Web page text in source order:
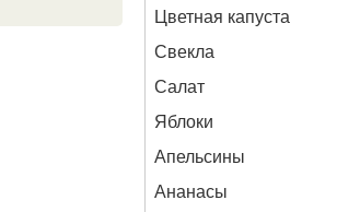
Цветная капуста
Свекла
Салат
Яблоки
Апельсины
Ананасы